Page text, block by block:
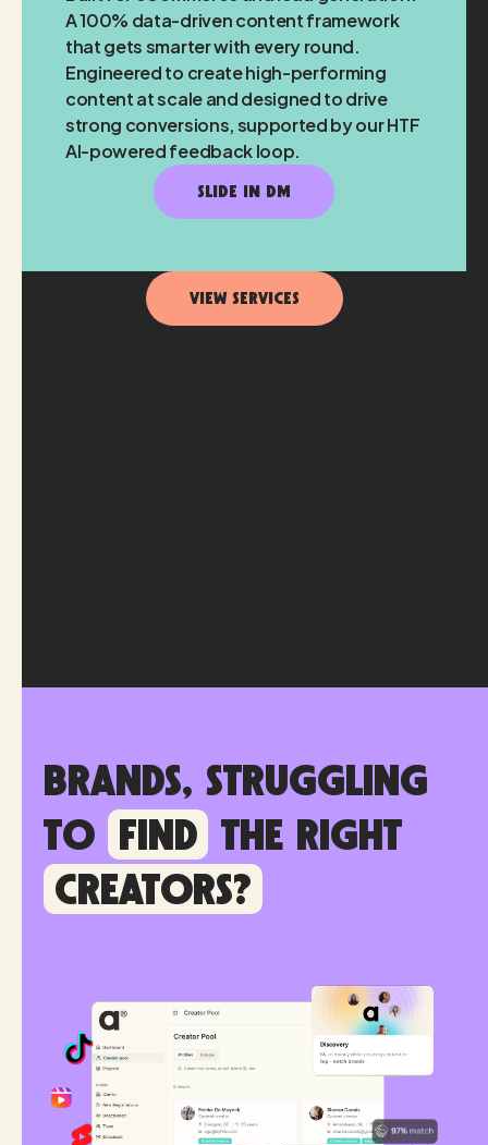
A 100% data-driven content framework
that gets smarter with every round.
Engineered to create high-performing
content at scale and designed to drive
strong conversions, supported by our HTF
AI-powered feedback loop.
SLIDE IN DM
View Services
Brands, struggling
to
find the right
creators?